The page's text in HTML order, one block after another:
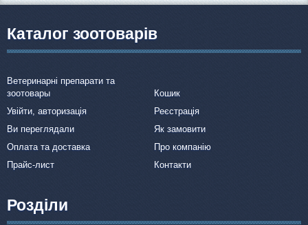
Каталог зоотоварів
Ветеринарні препарати та
зоотовары
Кошик
Увійти, авторизація
Реєстрація
Ви переглядали
Як замовити
Оплата та доставка
Про компанію
Прайс-лист
Контакти
Розділи